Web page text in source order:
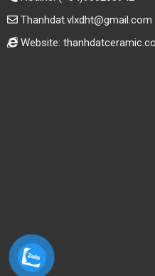
Thanhdat.vlxdht@gmail.com
Website: